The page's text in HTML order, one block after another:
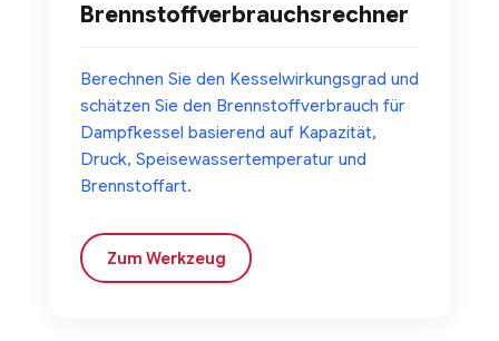
Brennstoffverbrauchsrechner
Berechnen Sie den Kesselwirkungsgrad und
schätzen Sie den Brennstoffverbrauch für
Dampfkessel basierend auf Kapazität,
Druck, Speisewassertemperatur und
Brennstoffart.
Zum Werkzeug